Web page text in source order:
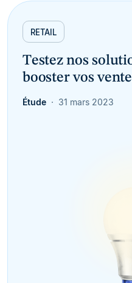
RETAIL
Testez nos
booster vos
Étude 31 mars 2023